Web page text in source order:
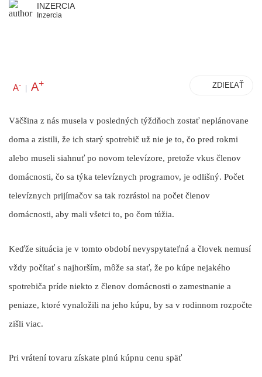
INZERCIA
Inzercia
A- | A+ ZDIEĽAŤ
Väčšina z nás musela v posledných týždňoch zostať neplánovane
doma a zistili, že ich starý spotrebič už nie je to, čo pred rokmi
alebo museli siahnuť po novom televízore, pretože vkus členov
domácnosti, čo sa týka televíznych programov, je odlišný. Počet
televíznych prijímačov sa tak rozrástol na počet členov
domácnosti, aby mali všetci to, po čom túžia.
Keďže situácia je v tomto období nevyspytateľná a človek nemusí
vždy počítať s najhorším, môže sa stať, že po kúpe nejakého
spotrebiča príde niekto z členov domácnosti o zamestnanie a
peniaze, ktoré vynaložili na jeho kúpu, by sa v rodinnom rozpočte
zišli viac.
Pri vrátení tovaru získate plnú kúpnu cenu späť